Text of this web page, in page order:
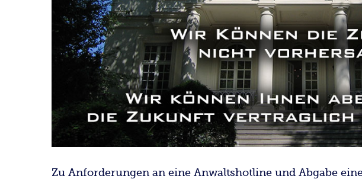
Zu Anforderungen an eine Anwaltshotline und Abgabe